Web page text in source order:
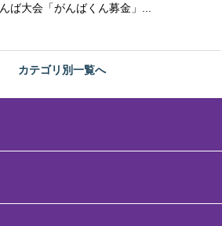
カテゴリ別一覧へ
んば大会「がんばくん募金」...